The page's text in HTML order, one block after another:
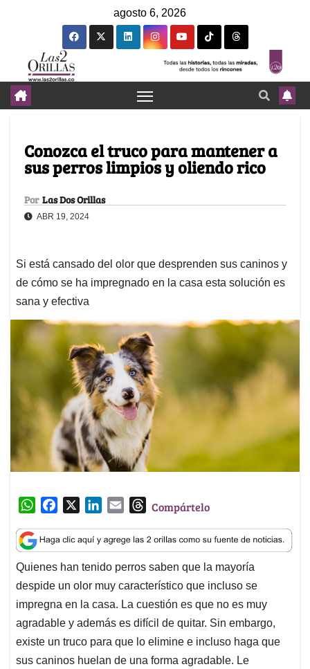
agosto 6, 2026
Conozca el truco para mantener a
sus perros limpios y oliendo rico
Por Las Dos Orillas
ABR 19, 2024
Si está cansado del olor que desprenden sus caninos y
de cómo se ha impregnado en la casa esta solución es
sana y efectiva
W
a
t
s
A
p
p
c
e
b
o
o
k
n
k
e
d
I
n
a
i
l
T
r
e
a
d
s
Compártelo
Quienes han tenido perros saben que la mayoría
despide un olor muy característico que incluso se
impregna en la casa. La cuestión es que no es muy
agradable y además es difícil de quitar. Sin embargo,
existe un truco para que lo elimine e incluso haga que
sus caninos huelan de una forma agradable. Le